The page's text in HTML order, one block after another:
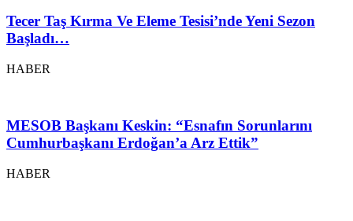
Tecer Taş Kırma Ve Eleme Tesisi’nde Yeni Sezon
Başladı…
HABER
MESOB Başkanı Keskin: “Esnafın Sorunlarını
Cumhurbaşkanı Erdoğan’a Arz Ettik”
HABER